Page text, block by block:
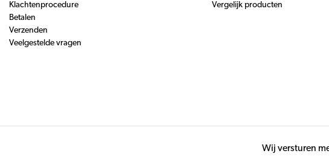
Klachtenprocedure
Betalen
Verzenden
Veelgestelde vragen
Vergelijk producten
Wij versturen